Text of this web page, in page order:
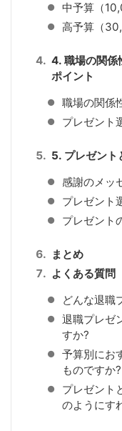
中予算（
高予算（
4. 職場の関係
ポイント
職場の関係
プレゼント
5. プレゼント
感謝のメッ
プレゼント
プレゼント
まとめ
よくある質問
どんな退職
退職プレゼ
すか?
予算別にお
ものですか?
プレゼント
のようにす